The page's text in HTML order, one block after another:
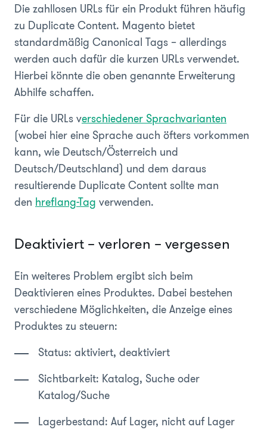
Die zahllosen URLs für ein Produkt führen häufig
zu Duplicate Content. Magento bietet
standardmäßig Canonical Tags – allerdings
werden auch dafür die kurzen URLs verwendet.
Hierbei könnte die oben genannte Erweiterung
Abhilfe schaffen.
Für die URLs verschiedener Sprachvarianten
(wobei hier eine Sprache auch öfters vorkommen
kann, wie Deutsch/Österreich und
Deutsch/Deutschland) und dem daraus
resultierende Duplicate Content sollte man
den hreflang-Tag verwenden.
Deaktiviert – verloren – vergessen
Ein weiteres Problem ergibt sich beim
Deaktivieren eines Produktes. Dabei bestehen
verschiedene Möglichkeiten, die Anzeige eines
Produktes zu steuern:
Status: aktiviert, deaktiviert
Sichtbarkeit: Katalog, Suche oder
Katalog/Suche
Lagerbestand: Auf Lager, nicht auf Lager